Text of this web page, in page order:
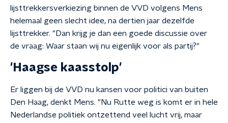
lijsttrekkersverkiezing binnen de VVD volgens Mens
helemaal geen slecht idee, na dertien jaar dezelfde
lijsttrekker. "Dan krijg je dan een goede discussie over
de vraag: Waar staan wij nu eigenlijk voor als partij?"
'Haagse kaasstolp'
Er liggen bij de VVD nu kansen voor politici van buiten
Den Haag, denkt Mens. "Nu Rutte weg is komt er in hele
Nederlandse politiek ontzettend veel lucht vrij, maar